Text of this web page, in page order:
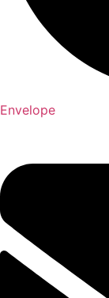
Envelope